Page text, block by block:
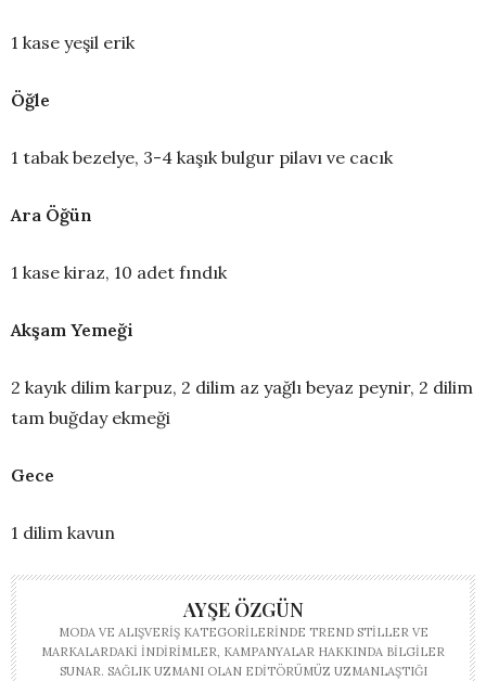
1 kase yeşil erik
Öğle
1 tabak bezelye, 3-4 kaşık bulgur pilavı ve cacık
Ara Öğün
1 kase kiraz, 10 adet fındık
Akşam Yemeği
2 kayık dilim karpuz, 2 dilim az yağlı beyaz peynir, 2 dilim
tam buğday ekmeği
Gece
1 dilim kavun
AYŞE ÖZGÜN
MODA VE ALIŞVERIŞ KATEGORILERINDE TREND STILLER VE
MARKALARDAKI INDIRIMLER, KAMPANYALAR HAKKINDA BILGILER
SUNAR. SAĞLIK UZMANI OLAN EDITÖRÜMÜZ UZMANLAŞTIĞI